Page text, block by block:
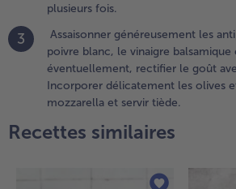
et
tiède.
plusieurs fois.
3
Assaisonner généreusement les
poivre blanc, le vinaigre
éventuellement, rectifier le goût
Incorporer délicatement les olives
mozzarella et servir tiède.
Recettes similaires